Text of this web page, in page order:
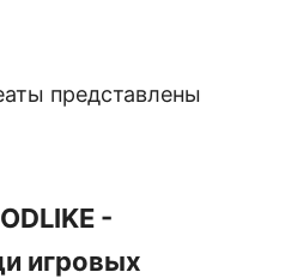
представлены
-
игровых